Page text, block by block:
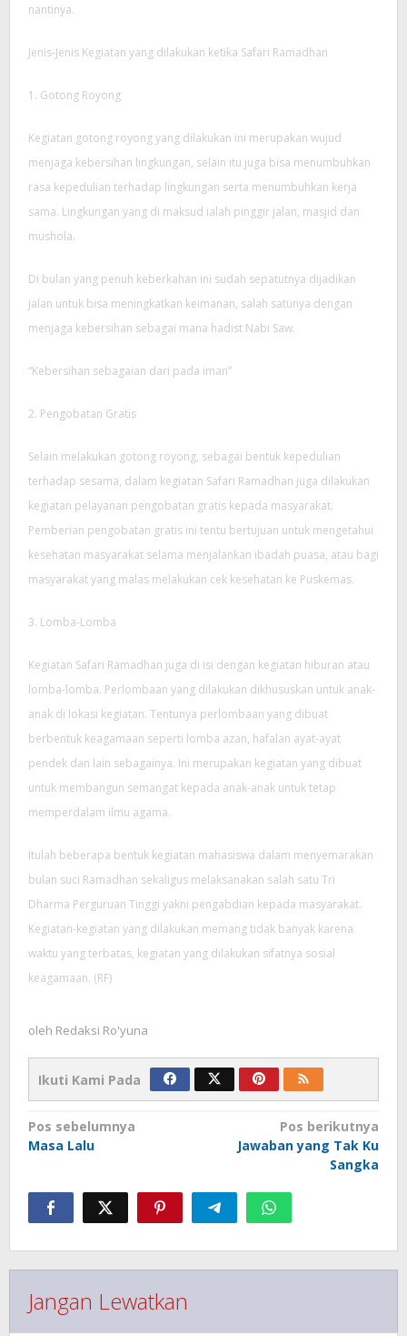
nantinya.
Jenis-Jenis Kegiatan yang dilakukan ketika Safari Ramadhan
1. Gotong Royong
Kegiatan gotong royong yang dilakukan ini merupakan wujud
menjaga kebersihan lingkungan, selain itu juga bisa menumbuhkan
rasa kepedulian terhadap lingkungan serta menumbuhkan kerja
sama. Lingkungan yang di maksud ialah pinggir jalan, masjid dan
mushola.
Di bulan yang penuh keberkahan ini sudah sepatutnya dijadikan
jalan untuk bisa meningkatkan keimanan, salah satunya dengan
menjaga kebersihan sebagai mana hadist Nabi Saw.
“Kebersihan sebagaian dari pada iman”
2. Pengobatan Gratis
Selain melakukan gotong royong, sebagai bentuk kepedulian
terhadap sesama, dalam kegiatan Safari Ramadhan juga dilakukan
kegiatan pelayanan pengobatan gratis kepada masyarakat.
Pemberian pengobatan gratis ini tentu bertujuan untuk mengetahui
kesehatan masyarakat selama menjalankan ibadah puasa, atau bagi
masyarakat yang malas melakukan cek kesehatan ke Puskemas.
3. Lomba-Lomba
Kegiatan Safari Ramadhan juga di isi dengan kegiatan hiburan atau
lomba-lomba. Perlombaan yang dilakukan dikhususkan untuk anak-
anak di lokasi kegiatan. Tentunya perlombaan yang dibuat
berbentuk keagamaan seperti lomba azan, hafalan ayat-ayat
pendek dan lain sebagainya. Ini merupakan kegiatan yang dibuat
untuk membangun semangat kepada anak-anak untuk tetap
memperdalam ilmu agama.
Itulah beberapa bentuk kegiatan mahasiswa dalam menyemarakan
bulan suci Ramadhan sekaligus melaksanakan salah satu Tri
Dharma Perguruan Tinggi yakni pengabdian kepada masyarakat.
Kegiatan-kegiatan yang dilakukan memang tidak banyak karena
waktu yang terbatas, kegiatan yang dilakukan sifatnya sosial
keagamaan. (RF)
oleh Redaksi Ro'yuna
Ikuti Kami Pada
Navigasi
pos
Pos sebelumnya
Masa Lalu
Pos berikutnya
Jawaban yang Tak Ku
Sangka
Jangan Lewatkan